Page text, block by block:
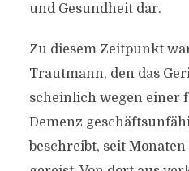
und Gesundheit dar.
Zu diesem Zeitpunkt
Trautmann, den das
scheinlich wegen einer
Demenz
beschreibt, seit